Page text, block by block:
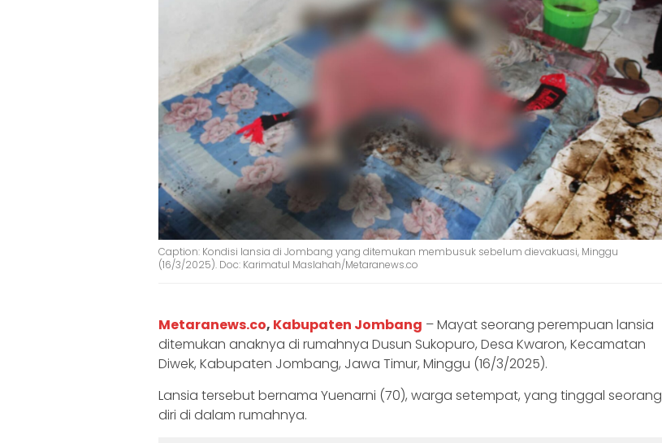
Caption: Kondisi lansia di Jombang yang ditemukan membusuk sebelum dievakuasi, Minggu
(16/3/2025). Doc: Karimatul Maslahah/Metaranews.co
Metaranews.co, Kabupaten Jombang – Mayat seorang perempuan lansia
ditemukan anaknya di rumahnya Dusun Sukopuro, Desa Kwaron, Kecamatan
Diwek, Kabupaten Jombang, Jawa Timur, Minggu (16/3/2025).
Lansia tersebut bernama Yuenarni (70), warga setempat, yang tinggal seorang
diri di dalam rumahnya.